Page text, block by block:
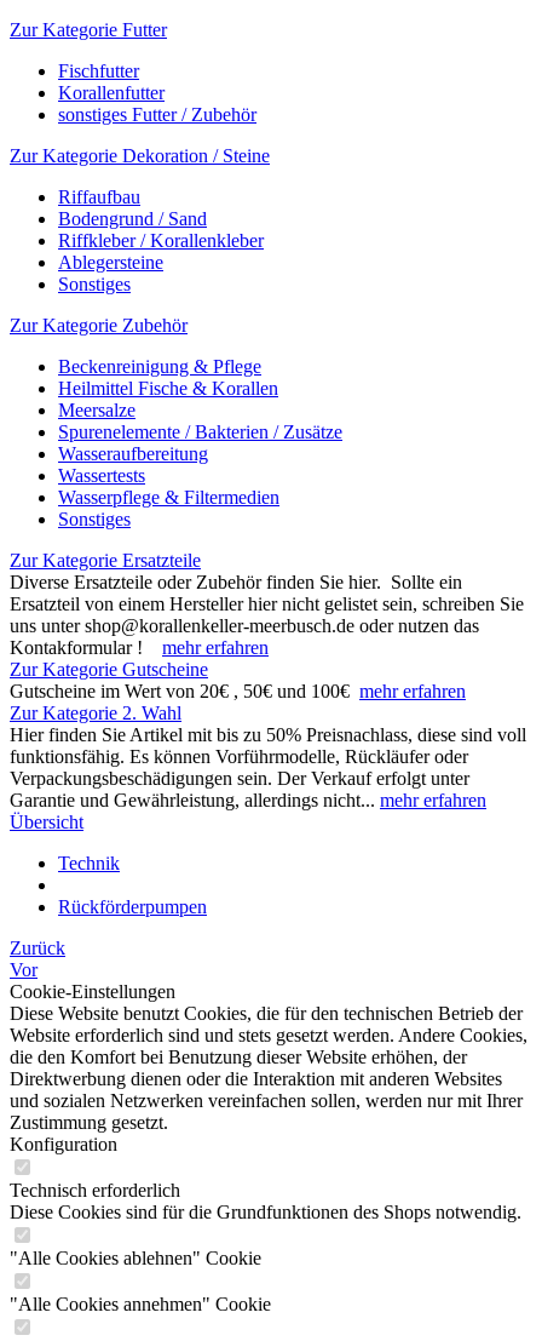
Zur Kategorie Futter
Fischfutter
Korallenfutter
sonstiges Futter / Zubehör
Zur Kategorie Dekoration / Steine
Riffaufbau
Bodengrund / Sand
Riffkleber / Korallenkleber
Ablegersteine
Sonstiges
Zur Kategorie Zubehör
Beckenreinigung & Pflege
Heilmittel Fische & Korallen
Meersalze
Spurenelemente / Bakterien / Zusätze
Wasseraufbereitung
Wassertests
Wasserpflege & Filtermedien
Sonstiges
Zur Kategorie Ersatzteile
Diverse Ersatzteile oder Zubehör finden Sie hier. Sollte ein
Ersatzteil von einem Hersteller hier nicht gelistet sein, schreiben Sie
uns unter shop@korallenkeller-meerbusch.de oder nutzen das
Kontakformular ! mehr erfahren
Zur Kategorie Gutscheine
Gutscheine im Wert von 20€ , 50€ und 100€ mehr erfahren
Zur Kategorie 2. Wahl
Hier finden Sie Artikel mit bis zu 50% Preisnachlass, diese sind voll
funktionsfähig. Es können Vorführmodelle, Rückläufer oder
Verpackungsbeschädigungen sein. Der Verkauf erfolgt unter
Garantie und Gewährleistung, allerdings nicht... mehr erfahren
Übersicht
Technik
Rückförderpumpen
Zurück
Vor
Cookie-Einstellungen
Diese Website benutzt Cookies, die für den technischen Betrieb der
Website erforderlich sind und stets gesetzt werden. Andere Cookies,
die den Komfort bei Benutzung dieser Website erhöhen, der
Direktwerbung dienen oder die Interaktion mit anderen Websites
und sozialen Netzwerken vereinfachen sollen, werden nur mit Ihrer
Zustimmung gesetzt.
Konfiguration
Technisch erforderlich
Diese Cookies sind für die Grundfunktionen des Shops notwendig.
"Alle Cookies ablehnen" Cookie
"Alle Cookies annehmen" Cookie